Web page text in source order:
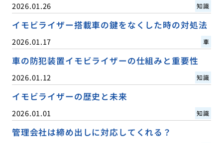
2026.01.26 知識
イモビライザー搭載車の鍵をなくした時の対処法
2026.01.17 車
車の防犯装置イモビライザーの仕組みと重要性
2026.01.12 知識
イモビライザーの歴史と未来
2026.01.01 知識
管理会社は締め出しに対応してくれる？